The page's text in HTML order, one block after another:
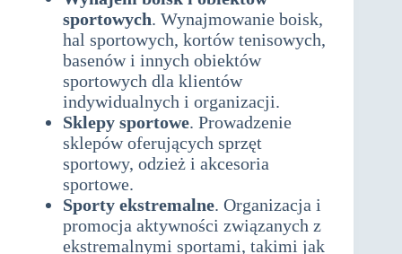
sportowych. Wynajmowanie boisk,
hal sportowych, kortów tenisowych,
basenów i innych obiektów
sportowych dla klientów
indywidualnych i organizacji.
Sklepy sportowe. Prowadzenie
sklepów oferujących sprzęt
sportowy, odzież i akcesoria
sportowe.
Sporty ekstremalne. Organizacja i
promocja aktywności związanych z
ekstremalnymi sportami, takimi jak